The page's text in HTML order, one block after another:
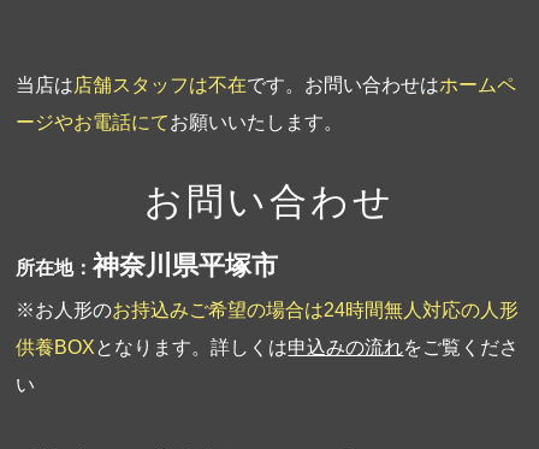
当店は店舗スタッフは不在です。お問い合わせはホームペ
ージやお電話にてお願いいたします。
お問い合わせ
所在地：神奈川県平塚市
※お人形のお持込みご希望の場合は24時間無人対応の人形
供養BOXとなります。詳しくは申込みの流れをご覧くださ
い